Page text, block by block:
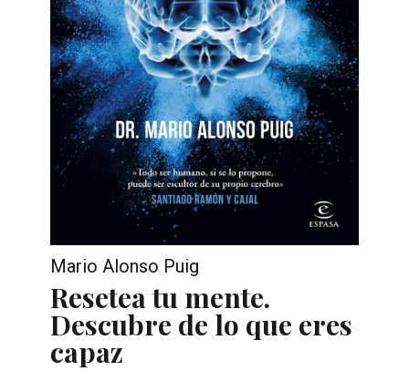
Mario Alonso Puig
Resetea tu mente.
Descubre de lo que eres
capaz